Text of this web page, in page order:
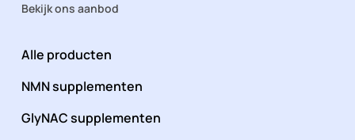
Bekijk ons aanbod
Alle producten
NMN supplementen
GlyNAC supplementen